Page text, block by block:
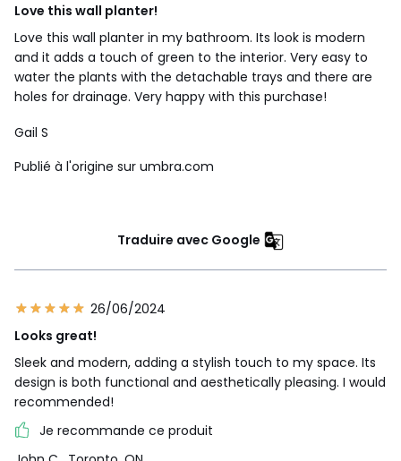
Love this wall planter!
Love this wall planter in my bathroom. Its look is modern
and it adds a touch of green to the interior. Very easy to
water the plants with the detachable trays and there are
holes for drainage. Very happy with this purchase!
Gail S
Publié à l'origine sur umbra.com
Traduire avec Google
26/06/2024
Looks great!
Sleek and modern, adding a stylish touch to my space. Its
design is both functional and aesthetically pleasing. I would
recommended!
Je recommande ce produit